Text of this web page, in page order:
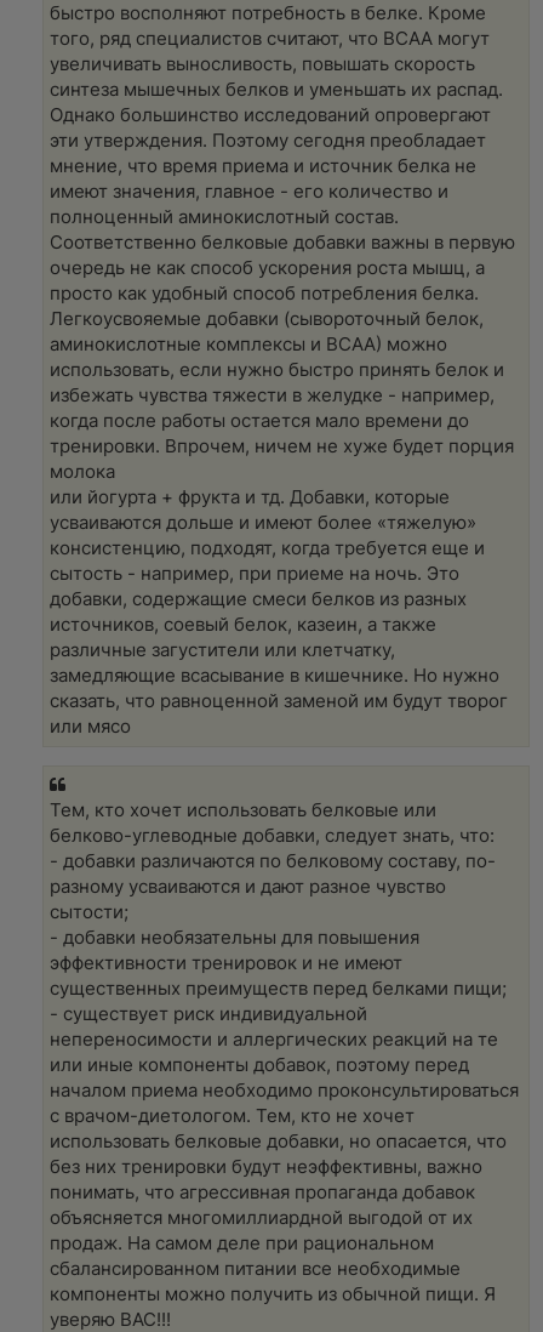
быстро восполняют потребность в белке. Кроме
того, ряд специалистов считают, что ВСАА могут
увеличивать выносливость, повышать скорость
синтеза мышечных белков и уменьшать их распад.
Однако большинство исследований опровергают
эти утверждения. Поэтому сегодня преобладает
мнение, что время приема и источник белка не
имеют значения, главное - его количество и
полноценный аминокислотный состав.
Соответственно белковые добавки важны в первую
очередь не как способ ускорения роста мышц, а
просто как удобный способ потребления белка.
Легкоусвояемые добавки (сывороточный белок,
аминокислотные комплексы и ВСАА) можно
использовать, если нужно быстро принять белок и
избежать чувства тяжести в желудке - например,
когда после работы остается мало времени до
тренировки. Впрочем, ничем не хуже будет порция
молока
или йогурта + фрукта и тд. Добавки, которые
усваиваются дольше и имеют более «тяжелую»
консистенцию, подходят, когда требуется еще и
сытость - например, при приеме на ночь. Это
добавки, содержащие смеси белков из разных
источников, соевый белок, казеин, а также
различные загустители или клетчатку,
замедляющие всасывание в кишечнике. Но нужно
сказать, что равноценной заменой им будут творог
или мясо
Тем, кто хочет использовать белковые или
белково-углеводные добавки, следует знать, что:
- добавки различаются по белковому составу, по-
разному усваиваются и дают разное чувство
сытости;
- добавки необязательны для повышения
эффективности тренировок и не имеют
существенных преимуществ перед белками пищи;
- существует риск индивидуальной
непереносимости и аллергических реакций на те
или иные компоненты добавок, поэтому перед
началом приема необходимо проконсультироваться
с врачом-диетологом. Тем, кто не хочет
использовать белковые добавки, но опасается, что
без них тренировки будут неэффективны, важно
понимать, что агрессивная пропаганда добавок
объясняется многомиллиардной выгодой от их
продаж. На самом деле при рациональном
сбалансированном питании все необходимые
компоненты можно получить из обычной пищи. Я
уверяю ВАС!!!